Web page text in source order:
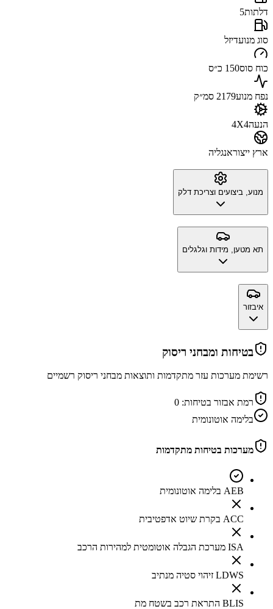
דלתות5
סוג מנועדיזל
כוח סוס150 כ״ס
נפח מנוע2179 סמ״ק
הנעה4X4
ארץ ייצוראנגליה
מנוע, ביצועים וצריכת דלק
תא מטען, מידות וגלגלים
איבזור
בטיחות ומבחני ריסוק
רשימת מערכות עזר מתקדמות ותוצאות מבחני ריסוק רשמיים
רמת אבזור בטיחות: 0
בלימה אוטונומית
מערכות בטיחות מתקדמות
AEB בלימה אוטונומית
ACC בקרת שיוט אדפטיבית
ISA מערכת הגבלה אוטומטית למהירות הרכב
LDWS זיהוי סטיה מנתיב
BLIS התראת רכב בשטח מת